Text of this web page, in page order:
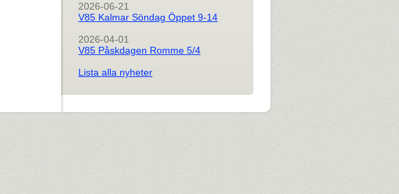
2026-06-21
V85 Kalmar Söndag Öppet 9-14
2026-04-01
V85 Påskdagen Romme 5/4
Lista alla nyheter